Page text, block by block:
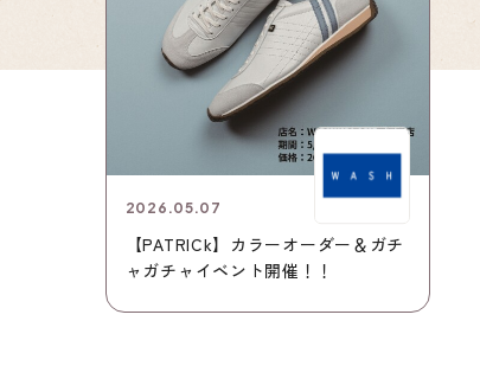
2026.05.07
【PATRICk】カラーオーダー＆ガチ
ャガチャイベント開催！！